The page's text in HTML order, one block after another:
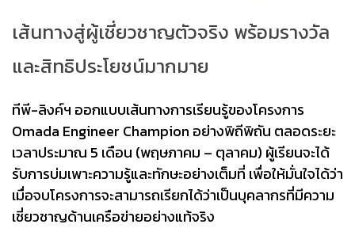
เส้นทางสู่ผู้เชี่ยวชาญตัวจริง พร้อมรางวัล
และสิทธิประโยชน์มากมาย
ทีพี-ลิงค์ฯ ออกแบบเส้นทางการเรียนรู้ของโครงการ
Omada Engineer Champion อย่างพิถีพิถัน ตลอดระยะ
เวลาประมาณ 5 เดือน (พฤษภาคม – ตุลาคม) ผู้เรียนจะได้
รับการบ่มเพาะความรู้และทักษะอย่างเต็มที่ เพื่อให้มั่นใจได้ว่า
เมื่อจบโครงการจะสามารถเรียกได้ว่าเป็นบุคลากรที่มีความ
เชี่ยวชาญด้านเครือข่ายอย่างแท้จริง